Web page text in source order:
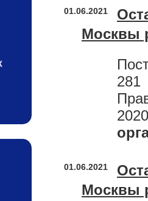
01.06.2021
Москвы
01.06.2021
Москвы